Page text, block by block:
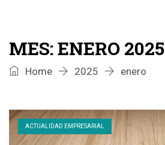
MES:ENERO 2025
Home 2025 enero
ACTUALIDAD EMPRESARIAL